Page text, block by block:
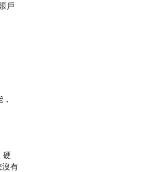
戶
硬
沒有